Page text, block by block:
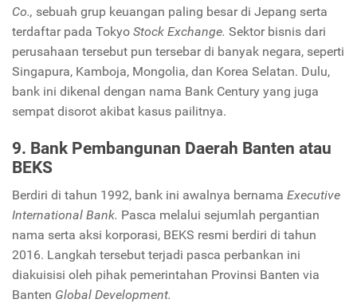
Co., sebuah grup keuangan paling besar di Jepang serta
terdaftar pada Tokyo Stock Exchange. Sektor bisnis dari
perusahaan tersebut pun tersebar di banyak negara, seperti
Singapura, Kamboja, Mongolia, dan Korea Selatan. Dulu,
bank ini dikenal dengan nama Bank Century yang juga
sempat disorot akibat kasus pailitnya.
9. Bank Pembangunan Daerah Banten atau
BEKS
Berdiri di tahun 1992, bank ini awalnya bernama Executive
International Bank. Pasca melalui sejumlah pergantian
nama serta aksi korporasi, BEKS resmi berdiri di tahun
2016. Langkah tersebut terjadi pasca perbankan ini
diakuisisi oleh pihak pemerintahan Provinsi Banten via
Banten Global Development.